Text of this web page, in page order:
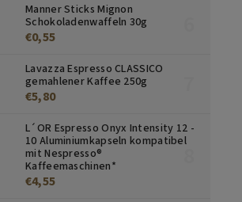
Manner Sticks Mignon
Schokoladenwaffeln 30g
€0,55
Lavazza Espresso CLASSICO
gemahlener Kaffee 250g
€5,80
L´OR Espresso Onyx Intensity 12 -
10 Aluminiumkapseln kompatibel
mit Nespresso®
Kaffeemaschinen*
€4,55